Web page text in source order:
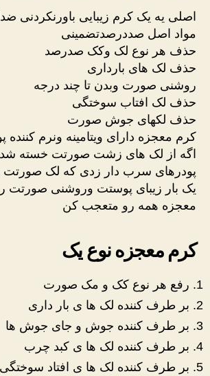
اصلی یه یک کرم زیبایی باورنکردنی
مواد اصل صددرصدتضمینی
حذف هر نوع لک وکک صدرصد
حذف لک های بارداری
روشنی صورت وبدن تا چند درجه
حذف لک افتاب سوختگی
حذف لکهای جوش صورت
کرم معجزه دارای ویتامینه ونرم
اگه از لک های زشت صورتت خسته
پودرهای سرب دار زدی که لک
یک بار زیبای پوستت وروشنی صورتت
معجزه همه رو متعجب کن
کرم معجزه نوع یک
رفع هر نوع کک و مک صورت
بر طرف کننده لک ها ی بار داری
بر طرف کننده جوش و جای جوش ها
بر طرف کننده لک ها ی کبد چرب
بر طرف کننده لک ها ی افتاد سوختگی